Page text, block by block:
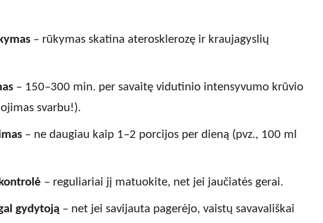
– rūkymas skatina aterosklerozę ir kraujagyslių
– 150–300 min. per savaitę vidutinio intensyvumo krūvio
svarbu!).
– ne daugiau kaip 1–2 porcijos per dieną (pvz., 100 ml
– reguliariai jį matuokite, net jei jaučiatės gerai.
gydytoją – net jei savijauta pagerėjo, vaistų savavališkai